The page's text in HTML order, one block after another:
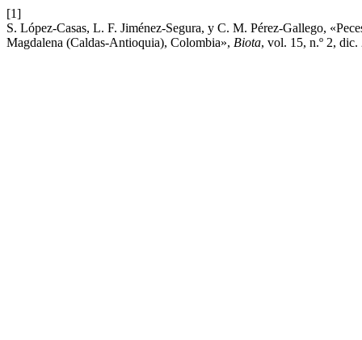
[1]
S. López-Casas, L. F. Jiménez-Segura, y C. M. Pérez-Gallego,
Magdalena (Caldas-Antioquia), Colombia», Biota, vol. 15, n.º 2, dic.